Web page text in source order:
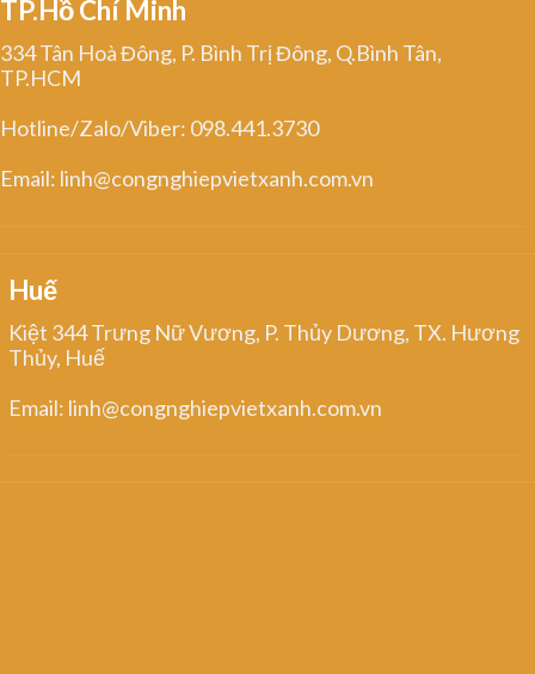
TP.Hồ Chí Minh
334 Tân Hoà Đông, P. Bình Trị Đông, Q.Bình Tân,
TP.HCM
Hotline/Zalo/Viber: 098.441.3730
Email: linh@congnghiepvietxanh.com.vn
Huế
Kiệt 344 Trưng Nữ Vương, P. Thủy Dương, TX. Hương
Thủy, Huế
Email: linh@congnghiepvietxanh.com.vn